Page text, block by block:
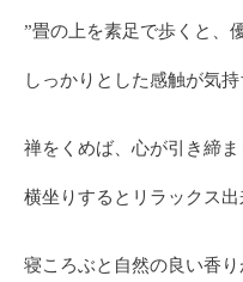
”畳の上を素足で歩くと、
しっかりとした感触が気持
禅をくめば、心が引き締ま
横坐りするとリラックス出
寝ころぶと自然の良い香